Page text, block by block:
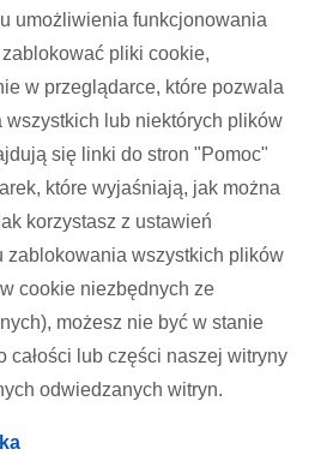
umożliwienia funkcjonowania
pliki cookie,
w przeglądarce, które pozwala
lub niektórych plików
się linki do stron "Pomoc"
które wyjaśniają, jak można
korzystasz z ustawień
zablokowania wszystkich plików
cookie niezbędnych ze
możesz nie być w stanie
całości lub części naszej witryny
odwiedzanych witryn.